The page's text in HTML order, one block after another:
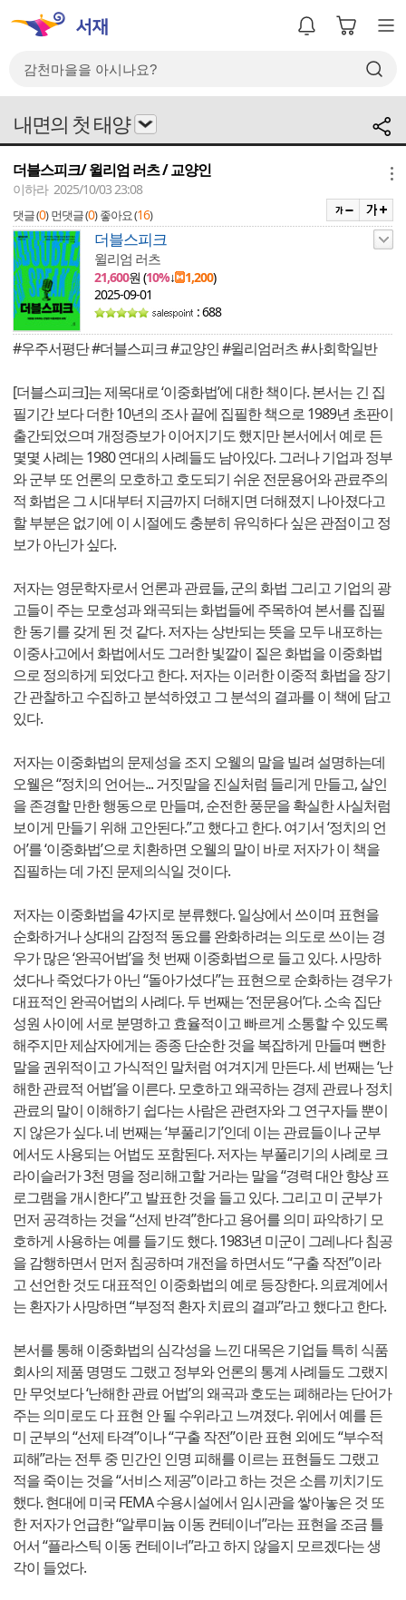
내면의 첫 태양
더블스피크/ 윌리엄 러츠 / 교양인
이하라 2025/10/03 23:08
댓글 (0) 먼댓글 (0) 좋아요 (16)
더블스피크
윌리엄 러츠
21,600원 (10%↓ 1,200)
2025-09-01
: 688
#우주서평단 #더블스피크 #교양인 #윌리엄러츠 #사회학일반
[더블스피크]는 제목대로 ‘이중화법’에 대한 책이다. 본서는 긴 집
필기간 보다 더한 10년의 조사 끝에 집필한 책으로 1989년 초판이
출간되었으며 개정증보가 이어지기도 했지만 본서에서 예로 든
몇몇 사례는 1980 연대의 사례들도 남아있다. 그러나 기업과 정부
와 군부 또 언론의 모호하고 호도되기 쉬운 전문용어와 관료주의
적 화법은 그 시대부터 지금까지 더해지면 더해졌지 나아졌다고
할 부분은 없기에 이 시절에도 충분히 유익하다 싶은 관점이고 정
보가 아닌가 싶다.
저자는 영문학자로서 언론과 관료들, 군의 화법 그리고 기업의 광
고들이 주는 모호성과 왜곡되는 화법들에 주목하여 본서를 집필
한 동기를 갖게 된 것 같다. 저자는 상반되는 뜻을 모두 내포하는
이중사고에서 화법에서도 그러한 빛깔이 짙은 화법을 이중화법
으로 정의하게 되었다고 한다. 저자는 이러한 이중적 화법을 장기
간 관찰하고 수집하고 분석하였고 그 분석의 결과를 이 책에 담고
있다.
저자는 이중화법의 문제성을 조지 오웰의 말을 빌려 설명하는데
오웰은 “정치의 언어는... 거짓말을 진실처럼 들리게 만들고, 살인
을 존경할 만한 행동으로 만들며, 순전한 풍문을 확실한 사실처럼
보이게 만들기 위해 고안된다.”고 했다고 한다. 여기서 ‘정치의 언
어’를 ‘이중화법’으로 치환하면 오웰의 말이 바로 저자가 이 책을
집필하는 데 가진 문제의식일 것이다.
저자는 이중화법을 4가지로 분류했다. 일상에서 쓰이며 표현을
순화하거나 상대의 감정적 동요를 완화하려는 의도로 쓰이는 경
우가 많은 ‘완곡어법’을 첫 번째 이중화법으로 들고 있다. 사망하
셨다나 죽었다가 아닌 “돌아가셨다”는 표현으로 순화하는 경우가
대표적인 완곡어법의 사례다. 두 번째는 ‘전문용어’다. 소속 집단
성원 사이에 서로 분명하고 효율적이고 빠르게 소통할 수 있도록
해주지만 제삼자에게는 종종 단순한 것을 복잡하게 만들며 뻔한
말을 권위적이고 가식적인 말처럼 여겨지게 만든다. 세 번째는 ‘난
해한 관료적 어법’을 이른다. 모호하고 왜곡하는 경제 관료나 정치
관료의 말이 이해하기 쉽다는 사람은 관련자와 그 연구자들 뿐이
지 않은가 싶다. 네 번째는 ‘부풀리기’인데 이는 관료들이나 군부
에서도 사용되는 어법도 포함된다. 저자는 부풀리기의 사례로 크
라이슬러가 3천 명을 정리해고할 거라는 말을 “경력 대안 향상 프
로그램을 개시한다”고 발표한 것을 들고 있다. 그리고 미 군부가
먼저 공격하는 것을 “선제 반격”한다고 용어를 의미 파악하기 모
호하게 사용하는 예를 들기도 했다. 1983년 미군이 그레나다 침공
을 감행하면서 먼저 침공하며 개전을 하면서도 “구출 작전”이라
고 선언한 것도 대표적인 이중화법의 예로 등장한다. 의료계에서
는 환자가 사망하면 “부정적 환자 치료의 결과”라고 했다고 한다.
본서를 통해 이중화법의 심각성을 느낀 대목은 기업들 특히 식품
회사의 제품 명명도 그랬고 정부와 언론의 통계 사례들도 그랬지
만 무엇보다 ‘난해한 관료 어법’의 왜곡과 호도는 폐해라는 단어가
주는 의미로도 다 표현 안 될 수위라고 느껴졌다. 위에서 예를 든
미 군부의 “선제 타격”이나 “구출 작전”이란 표현 외에도 “부수적
피해”라는 전투 중 민간인 인명 피해를 이르는 표현들도 그랬고
적을 죽이는 것을 “서비스 제공”이라고 하는 것은 소름 끼치기도
했다. 현대에 미국 FEMA 수용시설에서 임시관을 쌓아놓은 것 또
한 저자가 언급한 “알루미늄 이동 컨테이너”라는 표현을 조금 틀
어서 “플라스틱 이동 컨테이너”라고 하지 않을지 모르겠다는 생
각이 들었다.